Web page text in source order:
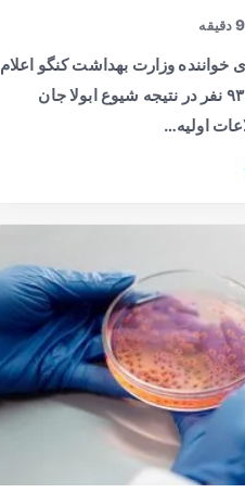
خواننده وزارت بهداشت کنگو اعلام
کرده دست‌کم ۹۳۰ نفر در نتیجه شیوع ابولا جان